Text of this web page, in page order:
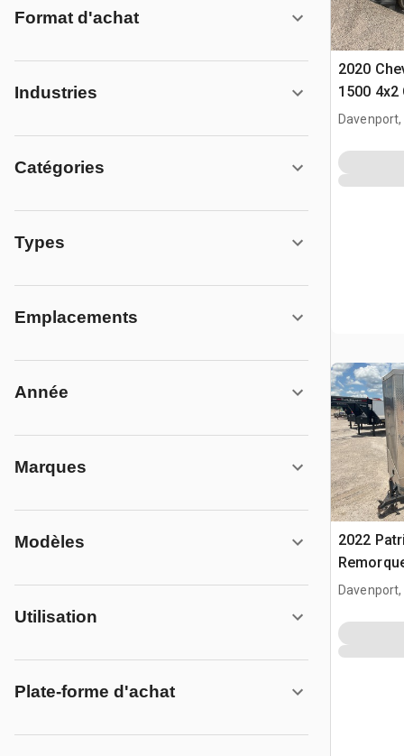
Format d'achat
Industries
Catégories
Types
Emplacements
Année
Marques
Modèles
Utilisation
Plate-forme d'achat
2020
1500 4x2
Davenport,
2022
Davenport,